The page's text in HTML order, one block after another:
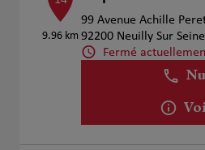
9.96 km
99 Avenue Achille
92200 Neuilly Sur Seine
Fermé